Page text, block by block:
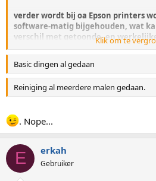
verder wordt bij oa Epson printers
software-matig bijgehouden, wat
verschil met getoonde- en
alleen nieuwe cartridge
greetings from Erkah
Klik om te
Basic dingen al gedaan
Reiniging al meerdere malen gedaan.
. Nope...
E erkah
Gebruiker